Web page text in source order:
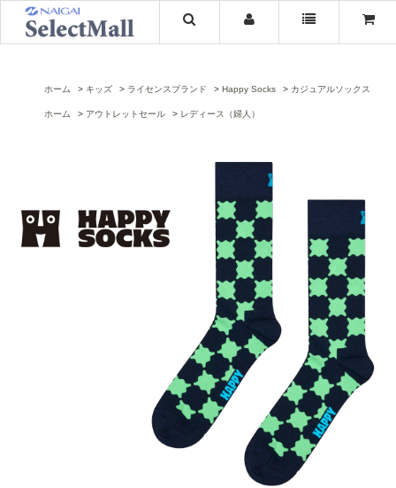
ホーム キッズ ライセンスブランド Happy Socks カジュアルソックス
ホーム アウトレットセール レディース（婦人）